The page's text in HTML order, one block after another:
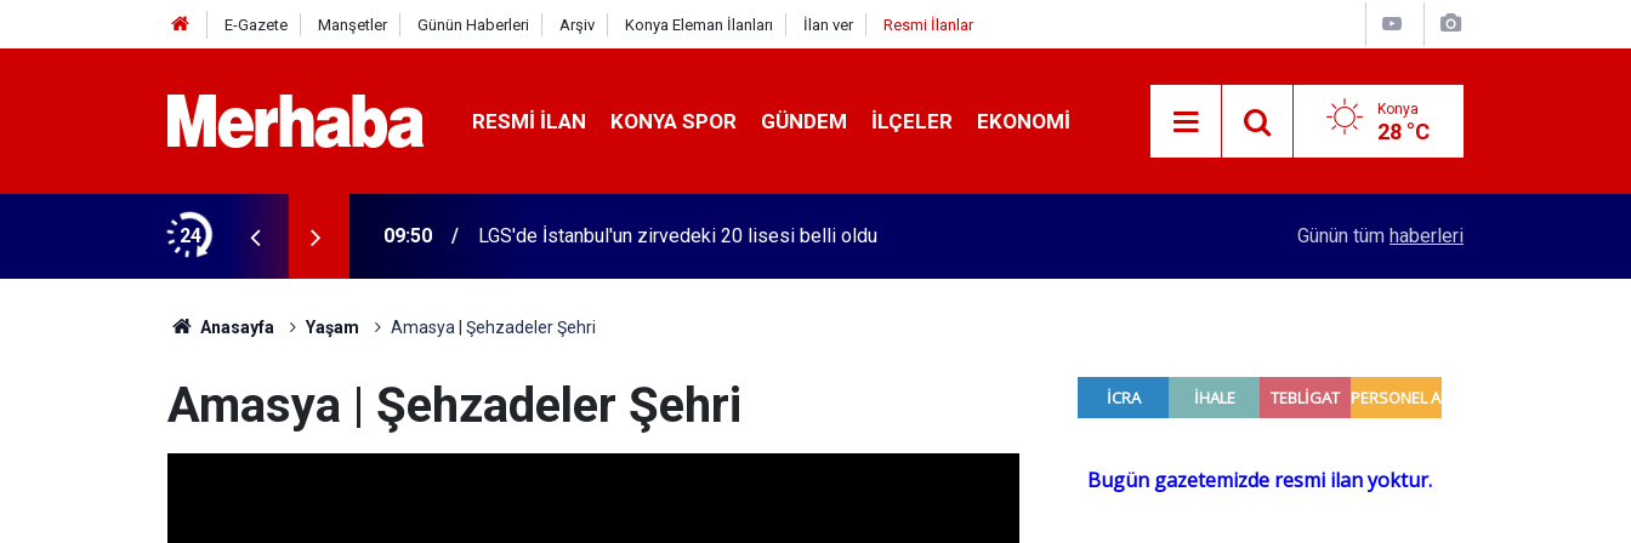
E-Gazete Manşetler Günün Haberleri Arşiv Konya Eleman İlanları İlan ver Resmi İlanlar
RESMI İLAN KONYA SPOR GÜNDEM İLÇELER EKONOMI Konya
28 °C
24 09:47 Altın fiyatlarında 8-10 bin TL aralığı için tarih verildi Emlak vergisinde inşaat maliyet bedelleri
Günün tüm haberleri
Anasayfa Yaşam Amasya | Şehzadeler Şehri
Amasya | Şehzadeler Şehri